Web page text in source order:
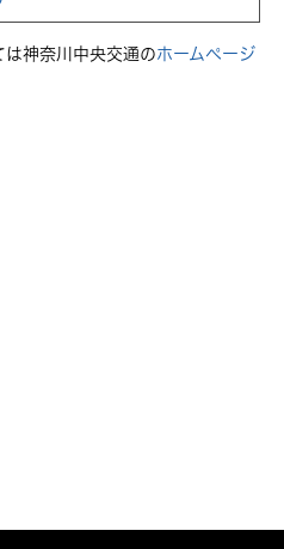
神奈川中央交通のホームページ